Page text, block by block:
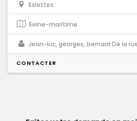
Eslettes
Seine-maritime
Jean-luc, georges, bernard De la
CONTACTER